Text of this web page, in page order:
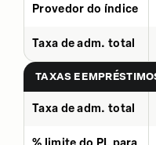
Provedor do índice
Taxa de adm. total
TAXAS E
Taxa de adm. total